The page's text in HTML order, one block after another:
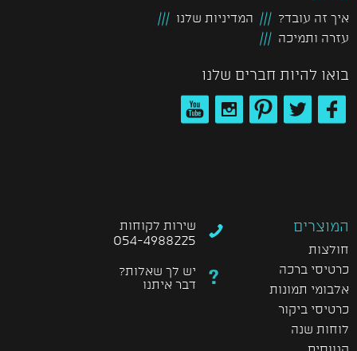
איך זה עובד?
המדיניות שלנו
עזרה ותמיכה
בואו להיות חברים שלנו
המוצרים
חולצות
כרטיסי ברכה
אלבומי תמונות
כרטיסי ביקור
לוחות שנה
שירות לקוחות
054-4988225
יש לך שאלות?
דבר איתנו